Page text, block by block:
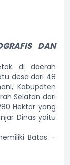
DAN
di daerah
desa dari 48
Kabupaten
Selatan dari
Hektar yang
Dinas yaitu
Batas –